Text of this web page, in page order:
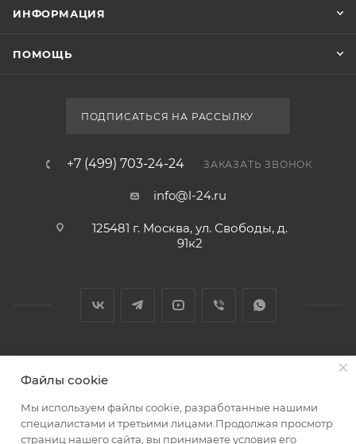
ИНФОРМАЦИЯ
ПОМОЩЬ
ПОДПИСАТЬСЯ НА РАССЫЛКУ
+7 (499) 703-24-24 ЗАКАЗАТЬ ЗВОНОК
info@l-24.ru
125481 г. Москва, ул. Свободы, д.
91к2
Файлы cookie
Мы используем файлы cookie, разработанные нашими
специалистами и третьими лицами.Продолжая просмотр
страниц нашего сайта, вы принимаете условия его